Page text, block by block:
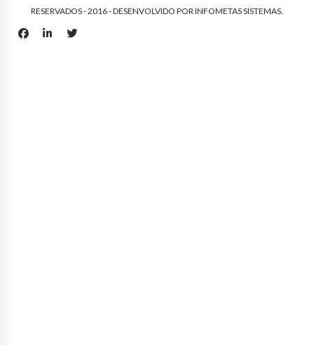
RESERVADOS - 2016 - DESENVOLVIDO POR INFOMETAS SISTEMAS